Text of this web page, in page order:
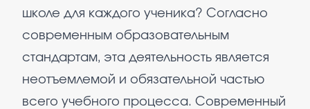
школе для каждого ученика? Согласно
современным образовательным
стандартам, эта деятельность является
неотъемлемой и обязательной частью
всего учебного процесса. Современный